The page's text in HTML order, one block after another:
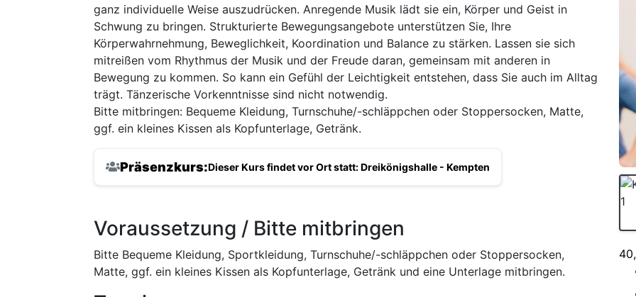
ganz individuelle Weise auszudrücken. Anregende Musik lädt sie ein, Körper und Geist in
Schwung zu bringen. Strukturierte Bewegungsangebote unterstützen Sie, Ihre
Körperwahrnehmung, Beweglichkeit, Koordination und Balance zu stärken. Lassen sie sich
mitreißen vom Rhythmus der Musik und der Freude daran, gemeinsam mit anderen in
Bewegung zu kommen. So kann ein Gefühl der Leichtigkeit entstehen, dass Sie auch im Alltag
trägt. Tänzerische Vorkenntnisse sind nicht notwendig.
Bitte mitbringen: Bequeme Kleidung, Turnschuhe/-schläppchen oder Stoppersocken, Matte,
ggf. ein kleines Kissen als Kopfunterlage, Getränk.
Präsenzkurs:Dieser Kurs findet vor Ort statt: Dreikönigshalle - Kempten
Voraussetzung / Bitte mitbringen
Bitte Bequeme Kleidung, Sportkleidung, Turnschuhe/-schläppchen oder Stoppersocken,
Matte, ggf. ein kleines Kissen als Kopfunterlage, Getränk und eine Unterlage mitbringen.